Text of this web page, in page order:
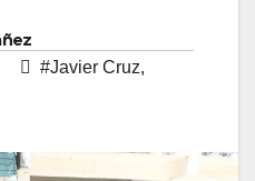
#Javier Cruz,